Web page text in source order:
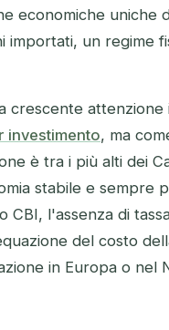
economiche uniche
importati, un regime
crescente
investimento, ma
è tra i più alti dei
stabile e sempre
CBI, l'assenza di
del costo
in Europa o nel